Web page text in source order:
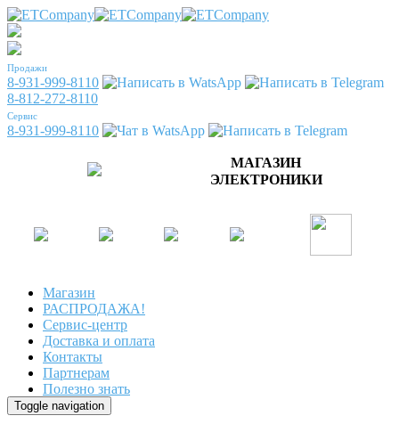
Продажи
8-931-999-8110
8-812-272-8110
Сервис
8-931-999-8110
МАГАЗИН
ЭЛЕКТРОНИКИ
Магазин
РАСПРОДАЖА!
Сервис-центр
Доставка и оплата
Контакты
Партнерам
Полезно знать
Toggle navigation